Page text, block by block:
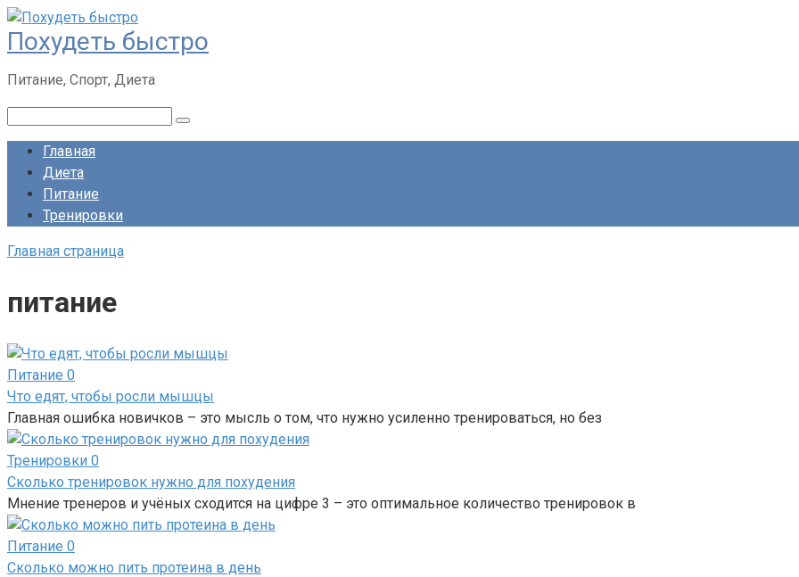
Перейти
к
контенту
Похудеть быстро
Питание, Спорт, Диета
Главная
Диета
Питание
Тренировки
Главная страница
питание
Питание 0
Что едят, чтобы росли мышцы
Главная ошибка новичков – это мысль о том, что нужно усиленно тренироваться, но без
Тренировки 0
Сколько тренировок нужно для похудения
Мнение тренеров и учёных сходится на цифре 3 – это оптимальное количество тренировок в
Питание 0
Сколько можно пить протеина в день